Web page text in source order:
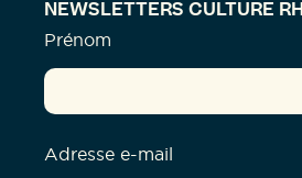
NEWSLETTERS CULTURE RH
Prénom
Adresse e-mail